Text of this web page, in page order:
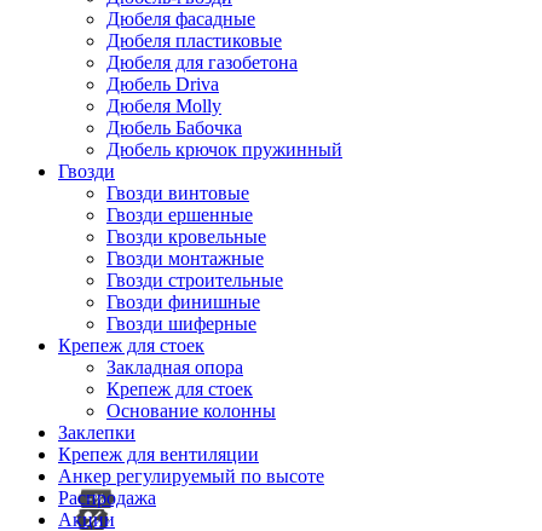
Дюбеля фасадные
Дюбеля пластиковые
Дюбеля для газобетона
Дюбель Driva
Дюбеля Molly
Дюбель Бабочка
Дюбель крючок пружинный
Гвозди
Гвозди винтовые
Гвозди ершенные
Гвозди кровельные
Гвозди монтажные
Гвозди строительные
Гвозди финишные
Гвозди шиферные
Крепеж для стоек
Закладная опора
Крепеж для стоек
Основание колонны
Заклепки
Крепеж для вентиляции
Анкер регулируемый по высоте
Распродажа
Акции